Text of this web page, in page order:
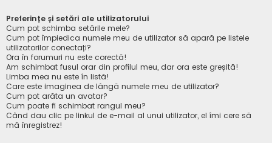
Preferințe și setări ale utilizatorului
Cum pot schimba setările mele?
Cum pot împiedica numele meu de utilizator să apară pe listele
utilizatorilor conectați?
Ora în forumuri nu este corectă!
Am schimbat fusul orar din profilul meu, dar ora este greșită!
Limba mea nu este în listă!
Care este imaginea de lângă numele meu de utilizator?
Cum pot arăta un avatar?
Cum poate fi schimbat rangul meu?
Când dau clic pe linkul de e-mail al unui utilizator, el îmi cere să
mă înregistrez!